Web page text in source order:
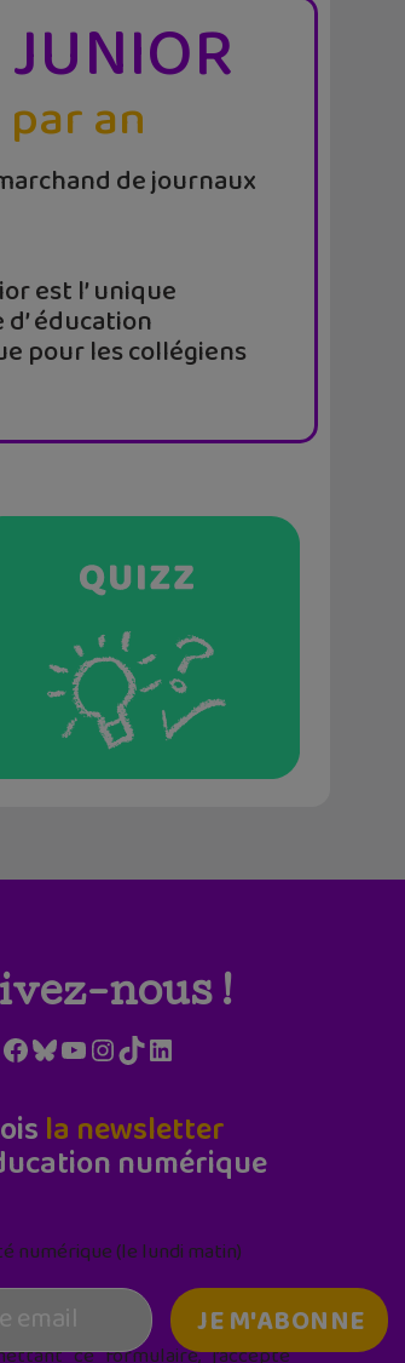
an
de journaux
est l’ unique
éducation
pour les collégiens
nous !
Facebook
Bluesky
YouTube
Instagram
TikTokLinkedIn
la newsletter
numérique
numérique (le lundi matin)
ce formulaire, j’accepte